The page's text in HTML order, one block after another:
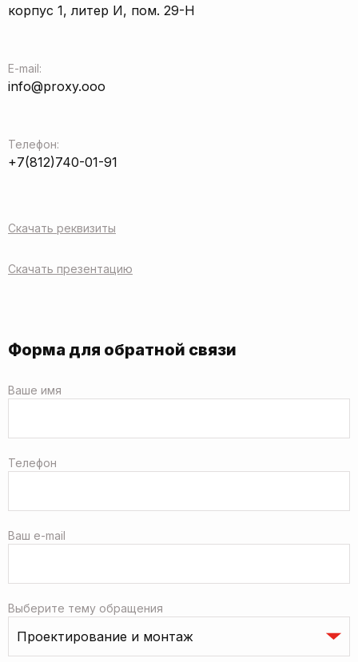
корпус 1, литер И, пом. 29-Н
E-mail:
info@proxy.ooo
Телефон:
+7(812)740-01-91
Скачать реквизиты
Скачать презентацию
Форма для обратной связи
Ваше имя
Телефон
Ваш e-mail
Выберите тему обращения